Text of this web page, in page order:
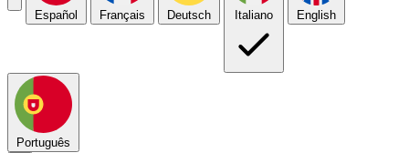
Español Français Deutsch Italiano English
Português